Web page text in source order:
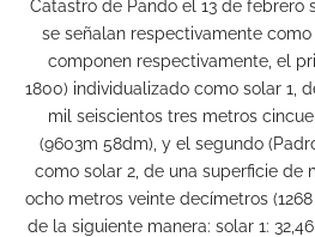
Catastro de Pando el 13 de febrero
se señalan respectivamente
componen respectivamente, el
1800) individualizado como solar 1,
mil seiscientos tres metros
(9603m 58dm), y el segundo
como solar 2, de una superficie de
ocho metros veinte decímetros
de la siguiente manera: solar 1: